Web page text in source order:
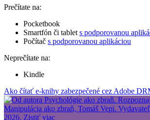
Prečítate na:
Pocketbook
Smartfón či tablet s podporovanou
Počítač s podporovanou aplikáciou
Neprečítate na:
Kindle
Ako čítať e-knihy zabezpečené cez Adobe